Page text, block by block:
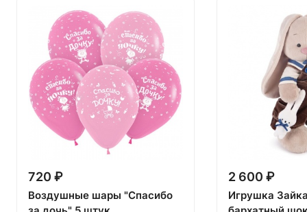
720 ₽
Воздушные шары "Спасибо
2 600 ₽
Игрушка